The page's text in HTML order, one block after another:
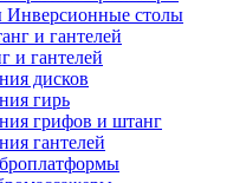
Инверсионные столы
и гантелей
дисков
гирь
грифов и штанг
гантелей